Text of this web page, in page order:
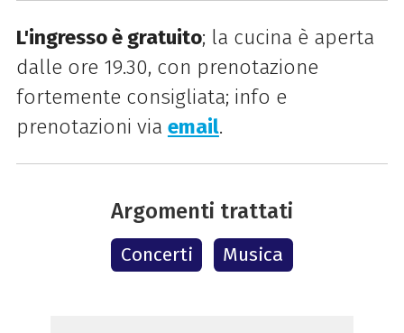
L'ingresso è gratuito; la cucina è aperta
dalle ore 19.30, con prenotazione
fortemente consigliata; info e
prenotazioni via email.
Argomenti trattati
Concerti Musica